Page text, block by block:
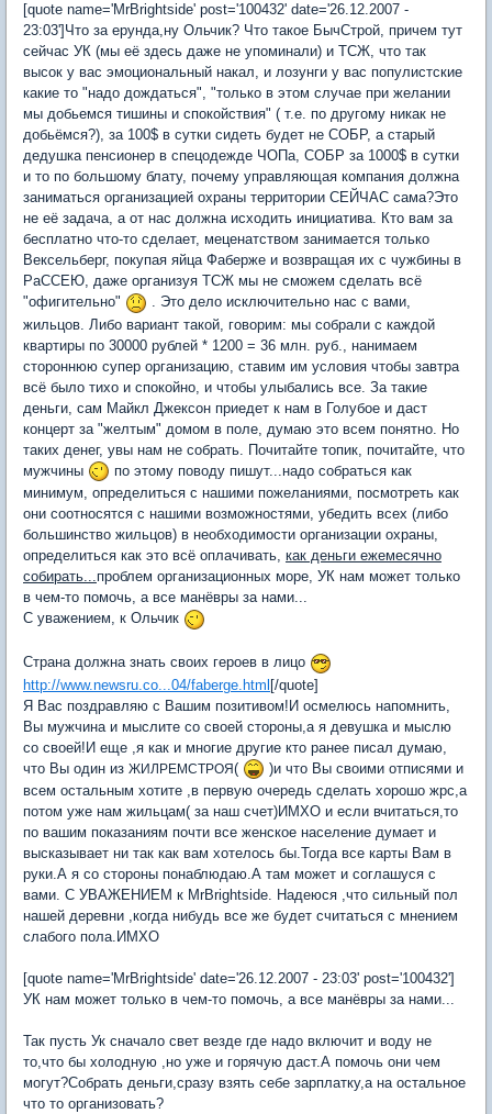
[quote name='MrBrightside' post='100432' date='26.12.2007 -
23:03']Что за ерунда,ну Ольчик? Что такое БычСтрой, причем тут
сейчас УК (мы её здесь даже не упоминали) и ТСЖ, что так
высок у вас эмоциональный накал, и лозунги у вас популистские
какие то "надо дождаться", "только в этом случае при желании
мы добьемся тишины и спокойствия" ( т.е. по другому никак не
добьёмся?), за 100$ в сутки сидеть будет не СОБР, а старый
дедушка пенсионер в спецодежде ЧОПа, СОБР за 1000$ в сутки
и то по большому блату, почему управляющая компания должна
заниматься организацией охраны территории СЕЙЧАС сама?Это
не её задача, а от нас должна исходить инициатива. Кто вам за
бесплатно что-то сделает, меценатством занимается только
Вексельберг, покупая яйца Фаберже и возвращая их с чужбины в
РаССЕЮ, даже организуя ТСЖ мы не сможем сделать всё
"офигительно"
. Это дело исключительно нас с вами,
жильцов. Либо вариант такой, говорим: мы собрали с каждой
квартиры по 30000 рублей * 1200 = 36 млн. руб., нанимаем
стороннюю супер организацию, ставим им условия чтобы завтра
всё было тихо и спокойно, и чтобы улыбались все. За такие
деньги, сам Майкл Джексон приедет к нам в Голубое и даст
концерт за "желтым" домом в поле, думаю это всем понятно. Но
таких денег, увы нам не собрать. Почитайте топик, почитайте, что
мужчины
по этому поводу пишут...надо собраться как
минимум, определиться с нашими пожеланиями, посмотреть как
они соотносятся с нашими возможностями, убедить всех (либо
большинство жильцов) в необходимости организации охраны,
определиться как это всё оплачивать, как деньги ежемесячно
собирать...проблем организационных море, УК нам может только
в чем-то помочь, а все манёвры за нами...
С уважением, к Ольчик
Страна должна знать своих героев в лицо
http://www.newsru.co...04/faberge.html[/quote]
Я Вас поздравляю с Вашим позитивом!И осмелюсь напомнить,
Вы мужчина и мыслите со своей стороны,а я девушка и мыслю
со своей!И еще ,я как и многие другие кто ранее писал думаю,
что Вы один из ЖИЛРЕМСТРОЯ(
)и что Вы своими отписями и
всем остальным хотите ,в первую очередь сделать хорошо жрс,а
потом уже нам жильцам( за наш счет)ИМХО и если вчитаться,то
по вашим показаниям почти все женское население думает и
высказывает ни так как вам хотелось бы.Тогда все карты Вам в
руки.А я со стороны понаблюдаю.А там может и соглашуся с
вами. С УВАЖЕНИЕМ к MrBrightside. Надеюся ,что сильный пол
нашей деревни ,когда нибудь все же будет считаться с мнением
слабого пола.ИМХО
[quote name='MrBrightside' date='26.12.2007 - 23:03' post='100432']
УК нам может только в чем-то помочь, а все манёвры за нами...
Так пусть Ук сначало свет везде где надо включит и воду не
то,что бы холодную ,но уже и горячую даст.А помочь они чем
могут?Собрать деньги,сразу взять себе зарплатку,а на остальное
что то организовать?